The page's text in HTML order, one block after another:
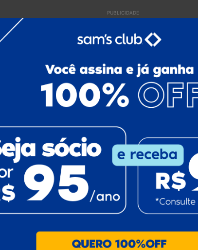
PUBLICIDADE